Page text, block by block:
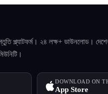
প্ল্যাটফর্ম। ২৪ লক্ষ+ ডাউনলোড।
DOWNLOAD ON
App Store